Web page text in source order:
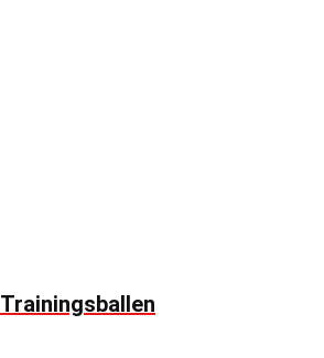
Trainingsballen